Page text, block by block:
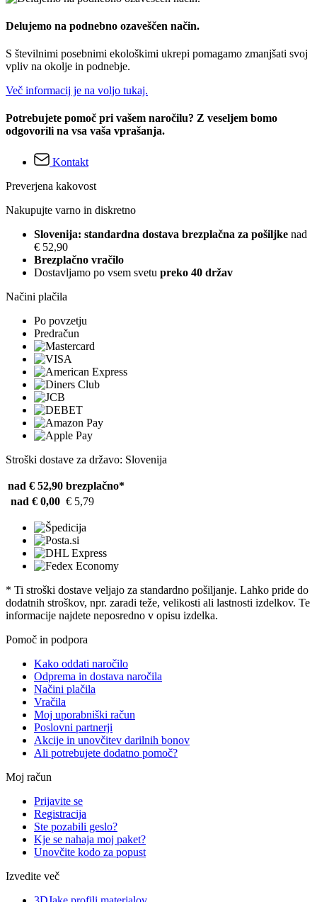
Delujemo na podnebno ozaveščen način.
S številnimi posebnimi ekološkimi ukrepi pomagamo zmanjšati svoj
vpliv na okolje in podnebje.
Več informacij je na voljo tukaj.
Potrebujete pomoč pri vašem naročilu? Z veseljem bomo
odgovorili na vsa vaša vprašanja.
Kontakt
Preverjena kakovost
Nakupujte varno in diskretno
Slovenija: standardna dostava brezplačna za pošiljke nad
€ 52,90
Brezplačno vračilo
Dostavljamo po vsem svetu preko 40 držav
Načini plačila
Po povzetju
Predračun
Stroški dostave za državo: Slovenija
nad € 52,90 brezplačno*
nad € 0,00 € 5,79
* Ti stroški dostave veljajo za standardno pošiljanje. Lahko pride do
dodatnih stroškov, npr. zaradi teže, velikosti ali lastnosti izdelkov. Te
informacije najdete neposredno v opisu izdelka.
Pomoč in podpora
Kako oddati naročilo
Odprema in dostava naročila
Načini plačila
Vračila
Moj uporabniški račun
Poslovni partnerji
Akcije in unovčitev darilnih bonov
Ali potrebujete dodatno pomoč?
Moj račun
Prijavite se
Registracija
Ste pozabili geslo?
Kje se nahaja moj paket?
Unovčite kodo za popust
Izvedite več